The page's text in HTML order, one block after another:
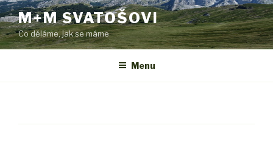
Přejít
k
obsahu
webu
M+M SVATOŠOVI
Co děláme, jak se máme
Menu